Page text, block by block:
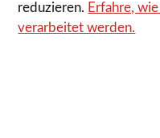
reduzieren. Erfahre,
verarbeitet werden.